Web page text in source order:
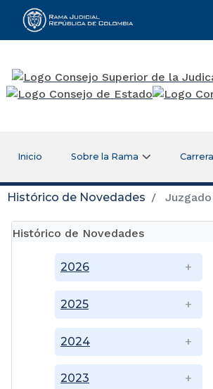
Rama Judicial
Inicio Sobre la Rama
Histórico de Novedades
Histórico de Novedades
2023
2024
2025
2026